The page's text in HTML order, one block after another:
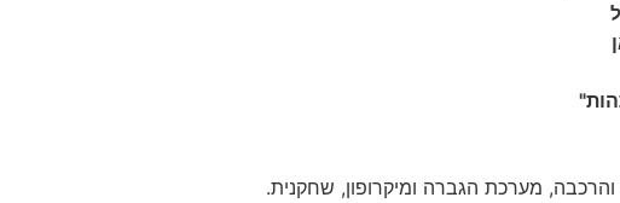
מערכת הגברה ומיקרופון, שחקנית.